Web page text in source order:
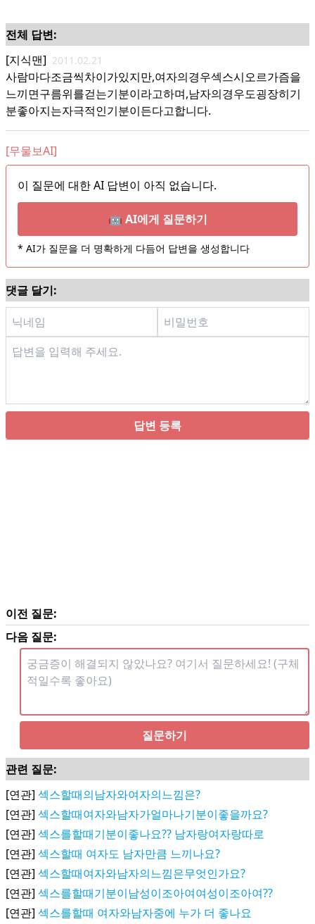
전체 답변:
[지식맨] 2011.02.21
사람마다조금씩차이가있지만,여자의경우섹스시오르가즘을
느끼면구름위를걷는기분이라고하며,남자의경우도굉장히기
분좋아지는자극적인기분이든다고합니다.
[무물보AI]
이 질문에 대한 AI 답변이 아직 없습니다.
🤖 AI에게 질문하기
* AI가 질문을 더 명확하게 다듬어 답변을 생성합니다
댓글 달기:
답변 등록
이전 질문:
다음 질문:
질문하기
관련 질문:
[연관] 섹스할때의남자와여자의느낌은?
[연관] 섹스할때여자와남자가얼마나기분이좋을까요?
[연관] 섹스를할때기분이좋나요?? 남자랑여자랑따로
[연관] 섹스할때 여자도 남자만큼 느끼나요?
[연관] 섹스할때여자와남자의느낌은무엇인가요?
[연관] 섹스를할때기분이남성이조아여여성이조아여??
[연관] 섹스를할때 여자와남자중에 누가 더 좋나요